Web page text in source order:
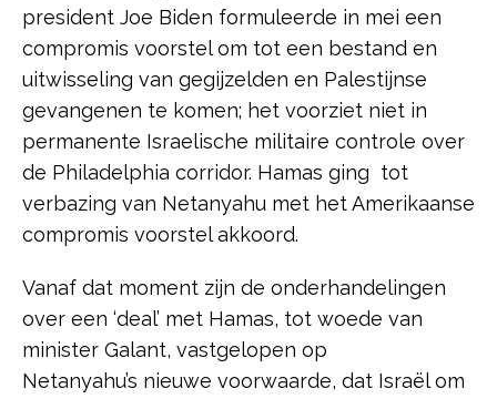
president Joe Biden formuleerde in mei een
compromis voorstel om tot een bestand en
uitwisseling van gegijzelden en Palestijnse
gevangenen te komen; het voorziet niet in
permanente Israelische militaire controle over
de Philadelphia corridor. Hamas ging tot
verbazing van Netanyahu met het Amerikaanse
compromis voorstel akkoord.
Vanaf dat moment zijn de onderhandelingen
over een ‘deal’ met Hamas, tot woede van
minister Galant, vastgelopen op
Netanyahu’s nieuwe voorwaarde, dat Israël om